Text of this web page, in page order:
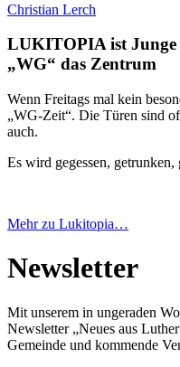
Christian Lerch
LUKITOPIA ist Junge
„WG“ das Zentrum
Wenn Freitags mal kein
„WG-Zeit“. Die Türen sind
auch.
Es wird gegessen, getrunken,
Mehr zu Lukitopia…
Newsletter
Mit unserem in ungeraden
Newsletter „Neues aus
Gemeinde und kommende